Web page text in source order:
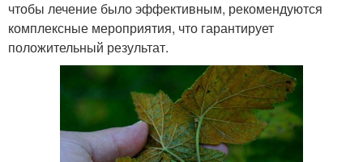
чтобы лечение было эффективным, рекомендуются
комплексные мероприятия, что гарантирует
положительный результат.